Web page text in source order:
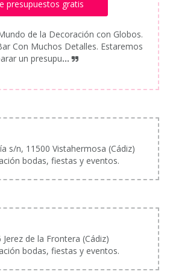
presupuestos gratis
de la Decoración con Globos.
Con Muchos Detalles. Estaremos
un presupu...
s/n, 11500 Vistahermosa (Cádiz)
bodas, fiestas y eventos.
Jerez de la Frontera (Cádiz)
bodas, fiestas y eventos.